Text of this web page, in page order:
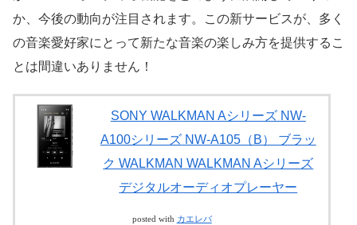
か、今後の動向が注目されます。この新サービスが、多く
の音楽愛好家にとって新たな音楽の楽しみ方を提供するこ
とは間違いありません！
SONY WALKMAN Aシリーズ NW-
A100シリーズ NW-A105（B） ブラッ
ク WALKMAN WALKMAN Aシリーズ
デジタルオーディオプレーヤー
posted with カエレバ